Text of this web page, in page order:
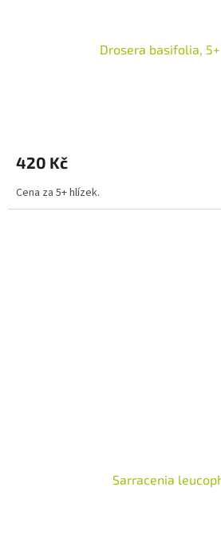
Drosera basifolia,
420 Kč
Cena za 5+ hlízek.
Sarracenia